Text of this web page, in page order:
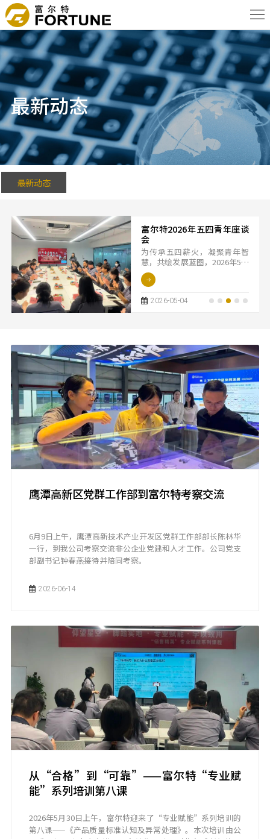
首
页
关
于
我
们
新
闻
资
讯
产
品
信
核
心
应
最新动态
最新动态
富尔特2026年五四青年座谈
会
为传承五四薪火，凝聚青年智
慧，共绘发展蓝图，2026年5月
4日，富尔特以“青年当乘势而
上，同心共焕新蝶变”为主
会。公司领导与20名来自不同
长痛点、碰撞思想火花、共商
优化良策，奏响了一曲昂扬向
上的青春奋进之歌。
2026-05-04
鹰潭高新区党群工作部到富尔特考察交流
6月9日上午，鹰潭高新技术产业开发区党群工作部部长陈林华
一行，到我公司考察交流非公企业党建和人才工作。公司党支
部副书记钟春燕接待并陪同考察。
2026-06-14
从“合格”到“可靠”——富尔特“专业赋
能”系列培训第八课
2026年5月30日上午，富尔特迎来了“专业赋能”系列培训的
第八课——《产品质量标准认知及异常处理》。本次培训由公